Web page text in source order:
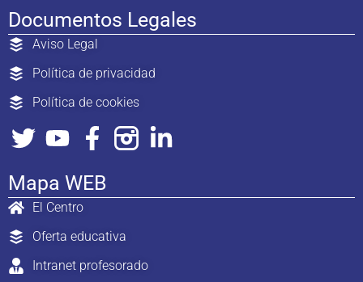
Documentos Legales
Aviso Legal
Política de privacidad
Política de cookies
Mapa WEB
El Centro
Oferta educativa
Intranet profesorado